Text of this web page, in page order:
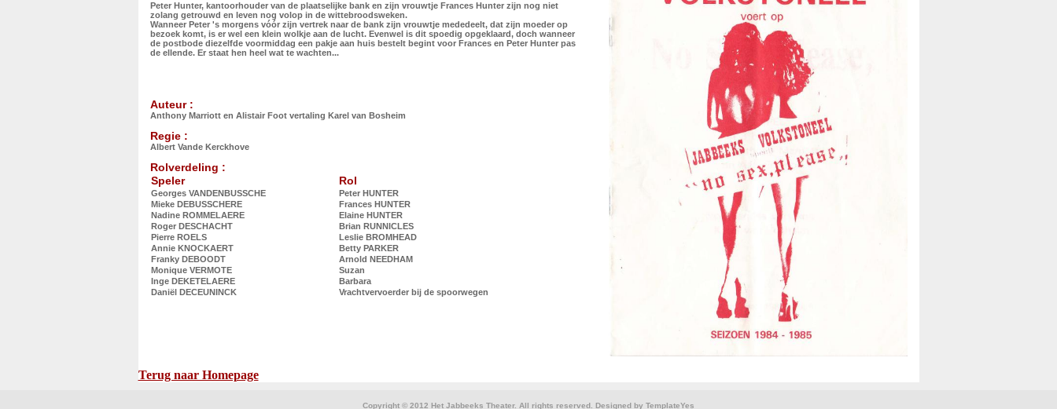
Peter Hunter, kantoorhouder van de plaatselijke bank en zijn vrouwtje Frances Hunter zijn nog niet
zolang getrouwd en leven nog volop in de wittebroodsweken.
Wanneer Peter 's morgens vóór zijn vertrek naar de bank zijn vrouwtje mededeelt, dat zijn moeder op
bezoek komt, is er wel een klein wolkje aan de lucht. Evenwel is dit spoedig opgeklaard, doch wanneer
de postbode diezelfde voormiddag een pakje aan huis bestelt begint voor Frances en Peter Hunter pas
de ellende. Er staat hen heel wat te wachten...
Auteur :
Anthony Marriott en Alistair Foot vertaling Karel van Bosheim
Regie :
Albert Vande Kerckhove
Rolverdeling :
Speler
Rol
Georges VANDENBUSSCHE
Peter HUNTER
Mieke DEBUSSCHERE
Frances HUNTER
Nadine ROMMELAERE
Elaine HUNTER
Roger DESCHACHT
Brian RUNNICLES
Pierre ROELS
Leslie BROMHEAD
Annie KNOCKAERT
Betty PARKER
Franky DEBOODT
Arnold NEEDHAM
Monique VERMOTE
Suzan
Inge DEKETELAERE
Barbara
Daniël DECEUNINCK
Vrachtvervoerder bij de spoorwegen
Terug naar Homepage
Copyright © 2012 Het Jabbeeks Theater. All rights reserved. Designed by TemplateYes